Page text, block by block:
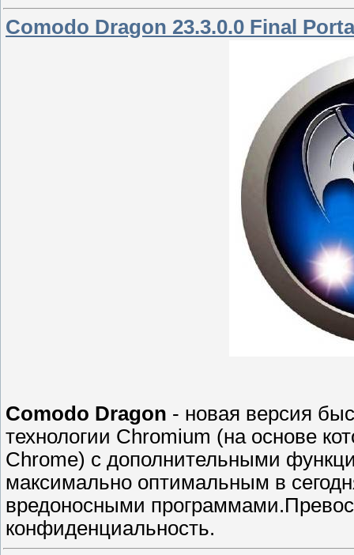
Comodo Dragon 23.3.0.0 Final
Comodo Dragon - новая версия
технологии Chromium (на основе
Chrome) с дополнительными
максимально оптимальным в
вредоносными
конфиденциальность.